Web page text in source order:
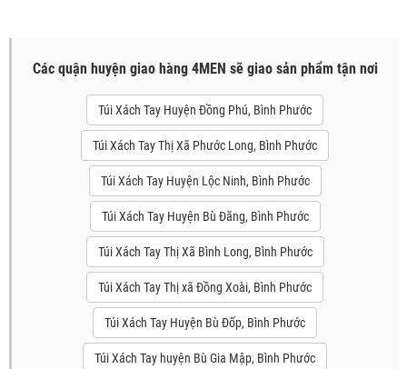
Các quận huyện giao hàng 4MEN sẽ giao sản phẩm tận nơi
Túi Xách Tay Huyện Đồng Phú, Bình Phước
Túi Xách Tay Thị Xã Phước Long, Bình Phước
Túi Xách Tay Huyện Lộc Ninh, Bình Phước
Túi Xách Tay Huyện Bù Đăng, Bình Phước
Túi Xách Tay Thị Xã Bình Long, Bình Phước
Túi Xách Tay Thị xã Đồng Xoài, Bình Phước
Túi Xách Tay Huyện Bù Đốp, Bình Phước
Túi Xách Tay huyện Bù Gia Mập, Bình Phước